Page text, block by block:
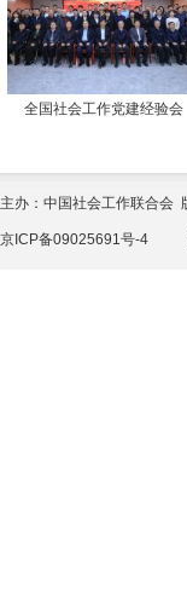
全国社会工作党建经验会
主办：中国社会工作联合会
京ICP备09025691号-4 技